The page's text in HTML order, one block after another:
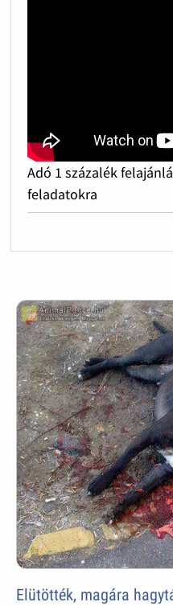
Adó 1 százalék
feladatokra
Elütötték, magára